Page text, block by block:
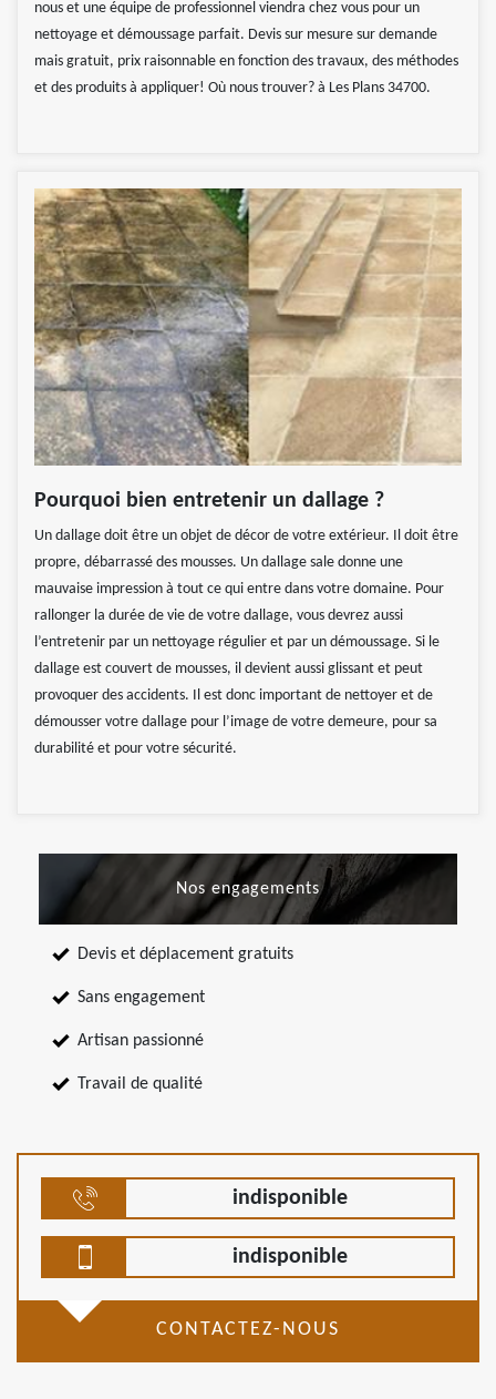
nous et une équipe de professionnel viendra chez vous pour un
nettoyage et démoussage parfait. Devis sur mesure sur demande
mais gratuit, prix raisonnable en fonction des travaux, des méthodes
et des produits à appliquer! Où nous trouver? à Les Plans 34700.
Pourquoi bien entretenir un dallage ?
Un dallage doit être un objet de décor de votre extérieur. Il doit être
propre, débarrassé des mousses. Un dallage sale donne une
mauvaise impression à tout ce qui entre dans votre domaine. Pour
rallonger la durée de vie de votre dallage, vous devrez aussi
l’entretenir par un nettoyage régulier et par un démoussage. Si le
dallage est couvert de mousses, il devient aussi glissant et peut
provoquer des accidents. Il est donc important de nettoyer et de
démousser votre dallage pour l’image de votre demeure, pour sa
durabilité et pour votre sécurité.
Nos engagements
Devis et déplacement gratuits
Sans engagement
Artisan passionné
Travail de qualité
indisponible
indisponible
CONTACTEZ-NOUS